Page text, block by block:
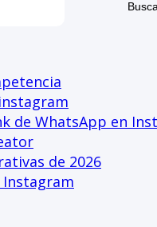
de WhatsApp en
de 2026
Instagram